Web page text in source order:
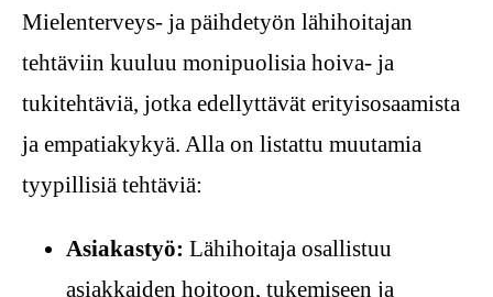
Mielenterveys- ja päihdetyön lähihoitajan
tehtäviin kuuluu monipuolisia hoiva- ja
tukitehtäviä, jotka edellyttävät erityisosaamista
ja empatiakykyä. Alla on listattu muutamia
tyypillisiä tehtäviä:
Asiakastyö: Lähihoitaja osallistuu
asiakkaiden hoitoon, tukemiseen ja